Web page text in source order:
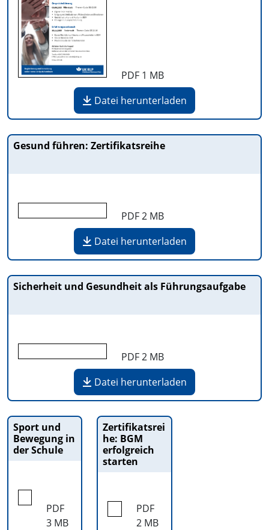
PDF 1 MB
Datei herunterladen
Gesund führen: Zertifikatsreihe
PDF2 MB
Datei herunterladen
Sicherheit und Gesundheit als Führungsaufgabe
PDF2 MB
Datei herunterladen
Sport und
Bewegung in
der Schule
PDF
3 MB
Zertifikatsrei
he: BGM
erfolgreich
starten
PDF
2 MB